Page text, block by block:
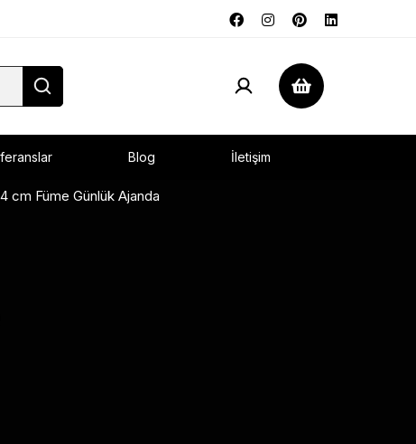
Blog İletişim
cm Füme Günlük Ajanda